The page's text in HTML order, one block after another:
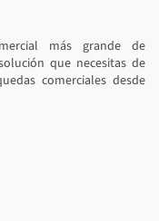
más grande de
que necesitas de
comerciales desde